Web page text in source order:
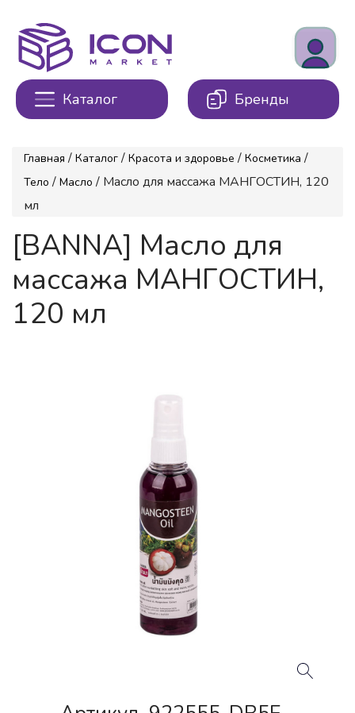
Каталог Бренды
Главная / Каталог / Красота и здоровье / Косметика /
Тело / Масло / Масло для массажа МАНГОСТИН, 120
мл
[BANNA] Масло для
массажа МАНГОСТИН,
120 мл